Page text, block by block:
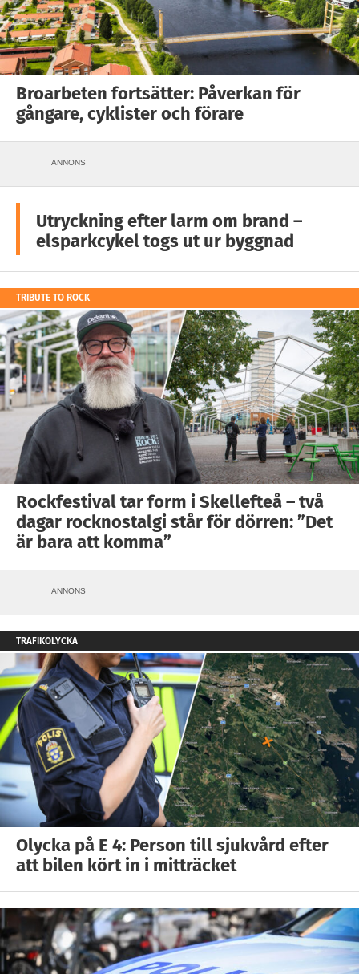
Broarbeten fortsätter: Påverkan för
gångare, cyklister och förare
ANNONS
Utryckning efter larm om brand –
elsparkcykel togs ut ur byggnad
TRIBUTE TO ROCK
Rockfestival tar form i Skellefteå – två
dagar rocknostalgi står för dörren: ”Det
är bara att komma”
ANNONS
TRAFIKOLYCKA
Olycka på E 4: Person till sjukvård efter
att bilen kört in i mitträcket